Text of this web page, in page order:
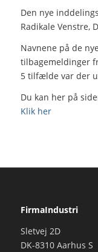
Den nye
Radikale Venstre,
Navnene på de
tilbagemeldinger
5 tilfælde var der
Du kan her på
Klik her
FirmaIndustri
Sletvej 2D
DK-8310 Aarhus S